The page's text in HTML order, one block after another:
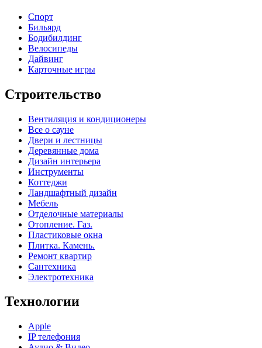
Спорт
Бильярд
Бодибилдинг
Велосипеды
Дайвинг
Карточные игры
Строительство
Вентиляция и кондиционеры
Все о сауне
Двери и лестницы
Деревянные дома
Дизайн интерьера
Инструменты
Коттеджи
Ландшафтный дизайн
Мебель
Отделочные материалы
Отопление. Газ.
Пластиковые окна
Плитка. Камень.
Ремонт квартир
Сантехника
Электротехника
Технологии
Apple
IP телефония